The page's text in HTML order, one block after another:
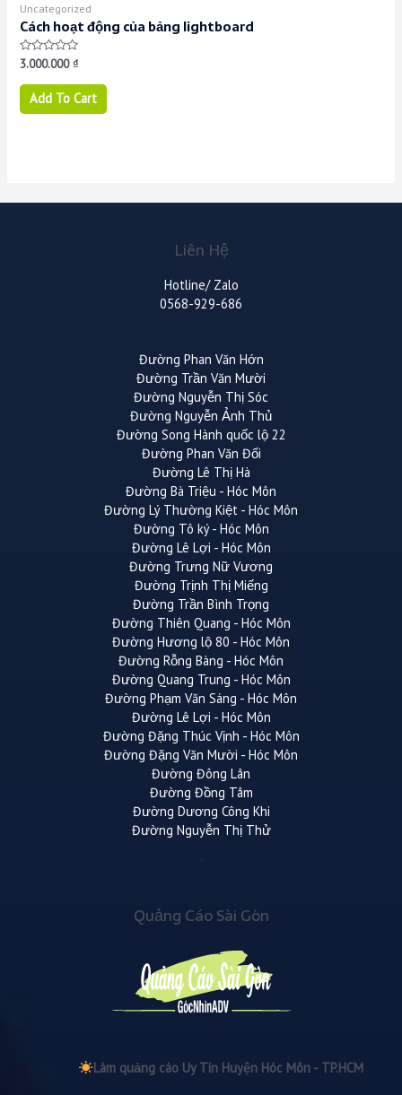
Uncategorized
Cách hoạt động của bảng lightboard
Rated
out
3.000.000₫
Add To Cart
Liên Hệ
Hotline/ Zalo
0568-929-686
Đường Phan Văn Hớn
Đường Trần Văn Mười
Đường Nguyễn Thị Sóc
Đường Nguyễn Ảnh Thủ
Đường Song Hành quốc lộ 22
Đường Phan Văn Đối
Đường Lê Thị Hà
Đường Bà Triệu - Hóc Môn
Đường Lý Thường Kiệt - Hóc Môn
Đường Tô ký - Hóc Môn
Đường Lê Lợi - Hóc Môn
Đường Trưng Nữ Vương
Đường Trịnh Thị Miếng
Đường Trần Bình Trọng
Đường Thiên Quang - Hóc Môn
Đường Hương lộ 80 - Hóc Môn
Đường Rỗng Bàng - Hóc Môn
Đường Quang Trung - Hóc Môn
Đường Phạm Văn Sáng - Hóc Môn
Đường Lê Lợi - Hóc Môn
Đường Đặng Thúc Vịnh - Hóc Môn
Đường Đặng Văn Mười - Hóc Môn
Đường Đông Lân
Đường Đồng Tâm
Đường Dương Công Khi
Đường Nguyễn Thị Thử
Quảng Cáo Sài Gòn
Làm quảng cáo Uy Tín Huyện Hóc Môn - TP.HCM